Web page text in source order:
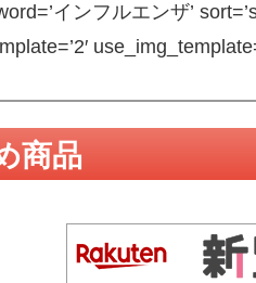
インフルエンザ’